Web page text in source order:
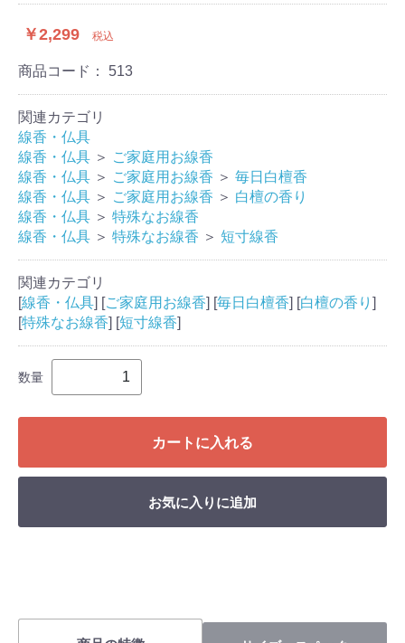
￥2,299 税込
商品コード： 513
関連カテゴリ
線香・仏具
線香・仏具 ＞ ご家庭用お線香
線香・仏具 ＞ ご家庭用お線香 ＞ 毎日白檀香
線香・仏具 ＞ ご家庭用お線香 ＞ 白檀の香り
線香・仏具 ＞ 特殊なお線香
線香・仏具 ＞ 特殊なお線香 ＞ 短寸線香
関連カテゴリ
[線香・仏具] [ご家庭用お線香] [毎日白檀香] [白檀の香り ]
[特殊なお線香] [短寸線香]
数量
カートに入れる
お気に入りに追加